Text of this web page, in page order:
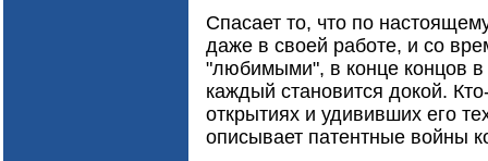
Спасает то, что по
даже в своей работе, и со
"любимыми", в конце концов в
каждый становится докой.
открытиях и удививших его
описывает патентные войны